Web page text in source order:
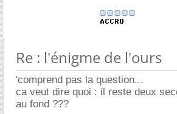
Re : l'énigme de l'ours
'comprend pas la question...
ca veut dire quoi : il reste deux
au fond ???